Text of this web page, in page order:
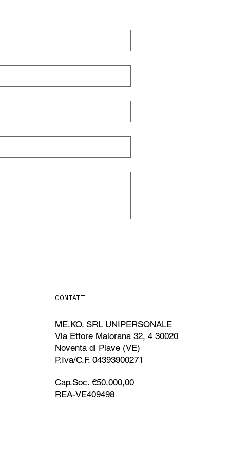
CONTATTI
ME.KO. SRL UNIPERSONALE
Via Ettore Maiorana 32, 4 30020
Noventa di Piave (VE)
P.Iva/C.F. 04393900271
Cap.Soc. €50.000,00
REA-VE409498